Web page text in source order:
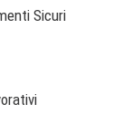
Sicuri